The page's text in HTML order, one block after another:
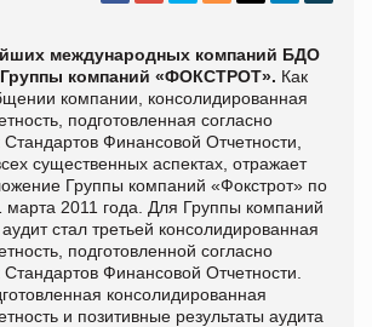
международных компаний БДО
Группы компаний «ФОКСТРОТ». Как
компании, консолидированная
подготовленная согласно
Финансовой Отчетности,
существенных аспектах, отражает
Группы компаний «Фокстрот» по
марта 2011 года. Для Группы компаний
аудит стал третьей консолидированная
подготовленной согласно
Финансовой Отчетности.
консолидированная
и позитивные результаты аудита